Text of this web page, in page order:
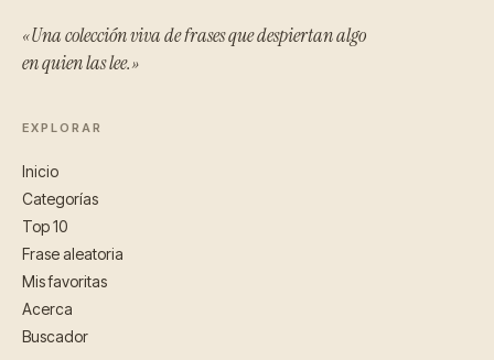
«Una colección viva de frases que despiertan algo
en quien las lee.»
EXPLORAR
Inicio
Categorías
Top 10
Frase aleatoria
Mis favoritas
Acerca
Buscador